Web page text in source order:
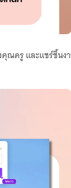
ครู และแชร์ชิ้นงา